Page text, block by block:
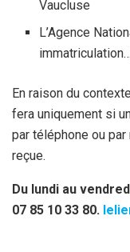
Vaucluse
L’Agence
En raison du
fera uniquement si
par téléphone ou
reçue.
Du lundi au
07 85 10 33 80.